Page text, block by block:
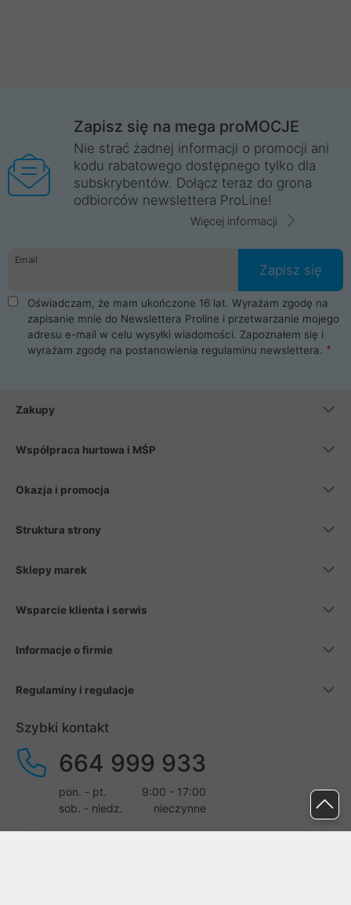
Zapisz się na mega proMOCJE
Nie strać żadnej informacji o promocji ani
kodu rabatowego dostępnego tylko dla
subskrybentów. Dołącz teraz do grona
odbiorców newslettera ProLine!
Więcej informacji
Email
Zapisz się
Oświadczam, że mam ukończone 16 lat. Wyrażam zgodę na
zapisanie mnie do Newslettera Proline i przetwarzanie mojego
adresu e-mail w celu wysyłki wiadomości. Zapoznałem się i
wyrażam zgodę na postanowienia regulaminu newslettera.
Zakupy
Współpraca hurtowa i MŚP
Okazja i promocja
Struktura strony
Sklepy marek
Wsparcie klienta i serwis
Informacje o firmie
Regulaminy i regulacje
Szybki kontakt
664 999 933
pon. - pt.
9:00 - 17:00
sob. - niedz.
nieczynne